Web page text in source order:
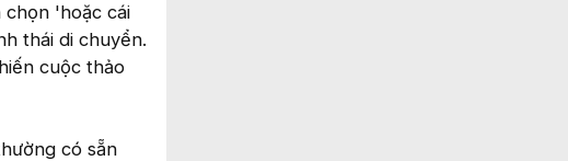
chọn 'hoặc cái
thái di chuyển.
cuộc thảo
có sẵn